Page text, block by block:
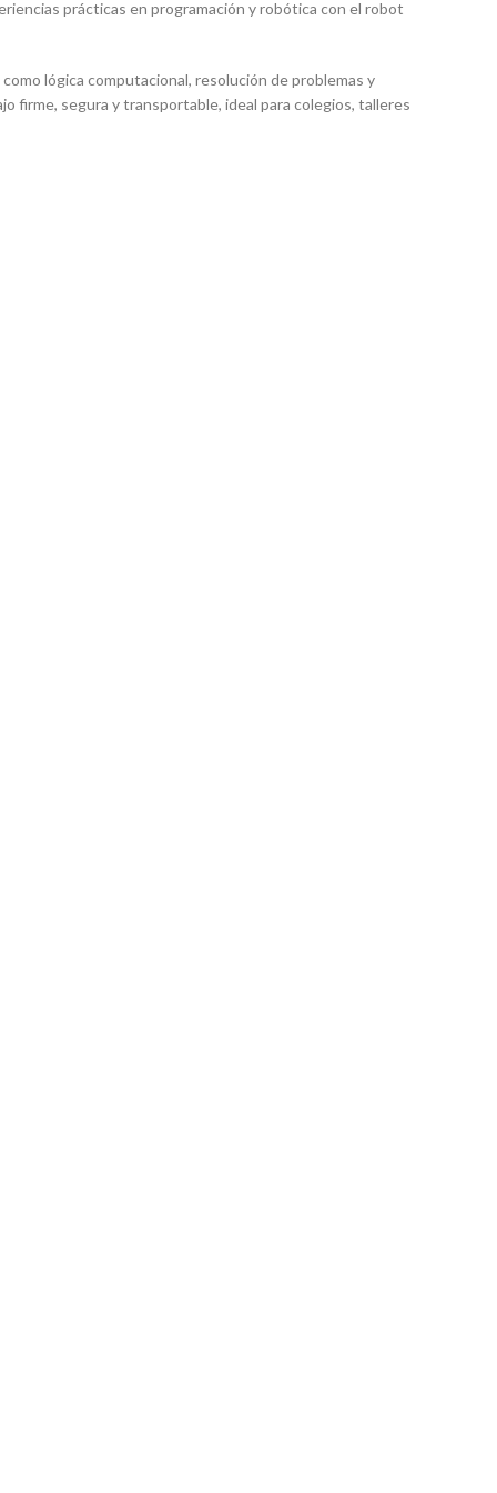
prácticas en programación y robótica con el robot
lógica computacional, resolución de problemas y
firme, segura y transportable, ideal para colegios, talleres